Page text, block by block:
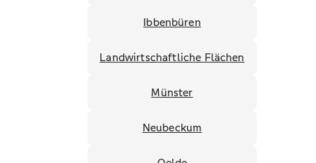
Ibbenbüren
Landwirtschaftliche Flächen
Münster
Neubeckum